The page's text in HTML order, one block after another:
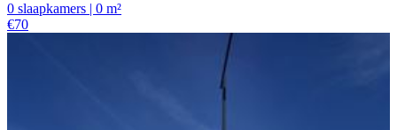
0 slaapkamers | 0 m²
€70